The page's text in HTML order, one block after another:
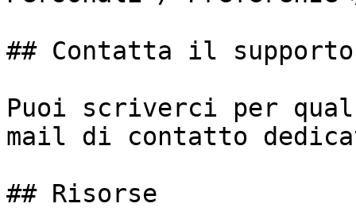
## Contatta il supporto
Puoi scriverci per
mail di contatto
## Risorse